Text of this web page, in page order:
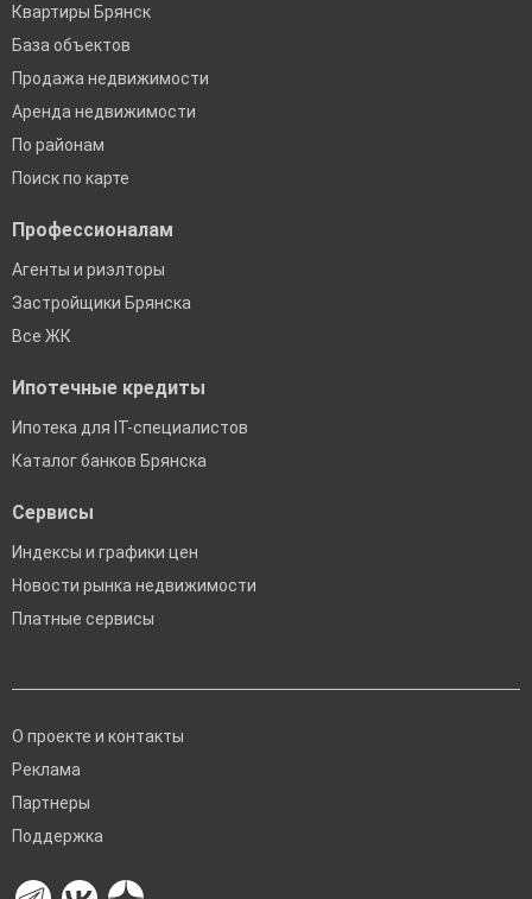
Квартиры Брянск
База объектов
Продажа недвижимости
Аренда недвижимости
По районам
Поиск по карте
Профессионалам
Агенты и риэлторы
Застройщики Брянска
Все ЖК
Ипотечные кредиты
Ипотека для IT-специалистов
Каталог банков Брянска
Сервисы
Индексы и графики цен
Новости рынка недвижимости
Платные сервисы
О проекте и контакты
Реклама
Партнеры
Поддержка